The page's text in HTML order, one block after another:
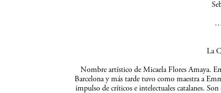
La
Nombre artístico de Micaela Flores Amaya.
Barcelona y más tarde tuvo como maestra a
impulso de críticos e intelectuales catalanes.